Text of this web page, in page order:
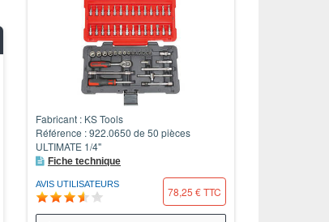
Fabricant : KS Tools
Référence : 922.0650 de 50 pièces
ULTIMATE 1/4"
Fiche technique
AVIS UTILISATEURS
78,25 € TTC